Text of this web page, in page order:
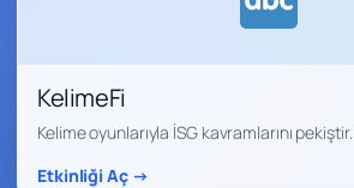
KelimeFi
Kelime oyunlarıyla İSG kavramlarını pekiştir.
Etkinliği Aç →